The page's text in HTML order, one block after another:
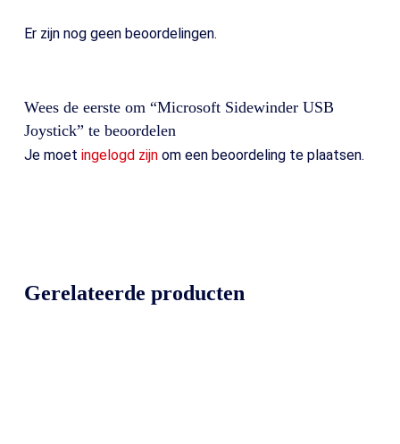
Er zijn nog geen beoordelingen.
Wees de eerste om “Microsoft Sidewinder USB
Joystick” te beoordelen
Je moet ingelogd zijnom een beoordeling te plaatsen.
Gerelateerde producten